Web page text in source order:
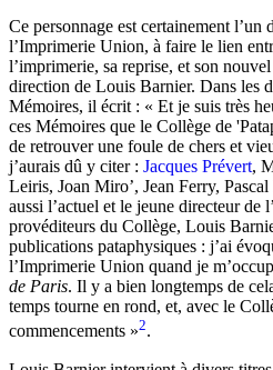
Ce personnage est certainement l’un
l’Imprimerie Union, à faire le lien
l’imprimerie, sa reprise, et son
direction de Louis Barnier. Dans les
Mémoires, il écrit : « Et je suis très
ces Mémoires que le Collège de
de retrouver une foule de chers et
j’aurais dû y citer : Jacques Prévert,
Leiris, Joan Miro’, Jean Ferry,
aussi l’actuel et le jeune directeur de
provéditeurs du Collège, Louis
publications pataphysiques : j’ai
l’Imprimerie Union quand je
de Paris. Il y a bien longtemps de
temps tourne en rond, et, avec le
commencements »2.